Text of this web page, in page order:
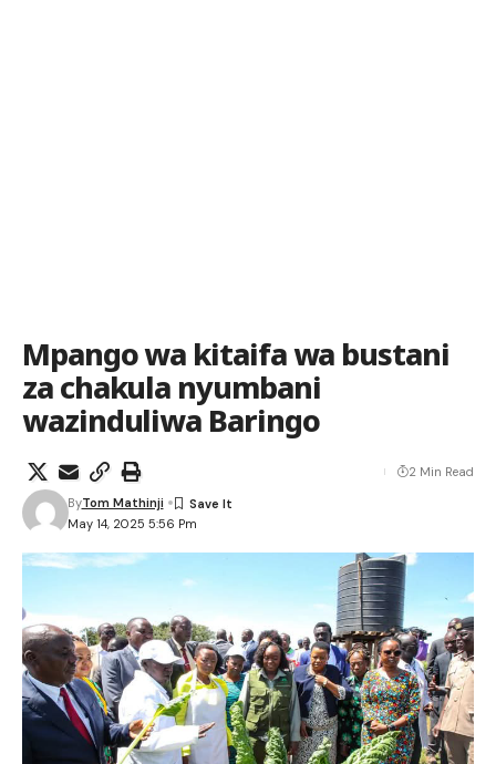
Mpango wa kitaifa wa bustani
za chakula nyumbani
wazinduliwa Baringo
May 14, 2025 5:56 Pm
ByTom Mathinji
2 Min Read